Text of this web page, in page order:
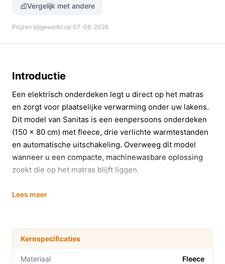
Vergelijk met andere
Prijzen bijgewerkt op 07-08-2026
Introductie
Een elektrisch onderdeken legt u direct op het matras
en zorgt voor plaatselijke verwarming onder uw lakens.
Dit model van Sanitas is een eenpersoons onderdeken
(150 x 80 cm) met fleece, drie verlichte warmtestanden
en automatische uitschakeling. Overweeg dit model
wanneer u een compacte, machinewasbare oplossing
zoekt die op het matras blijft liggen.
In 20 seconden beslissen
op het matras bevestigd wordt en u waarde hecht
aan wasbaarheid en meerdere warmtestanden.
Niet kopen als:
u een bredere of langere deken
Lees meer
Kernspecificaties
Materiaal Fleece